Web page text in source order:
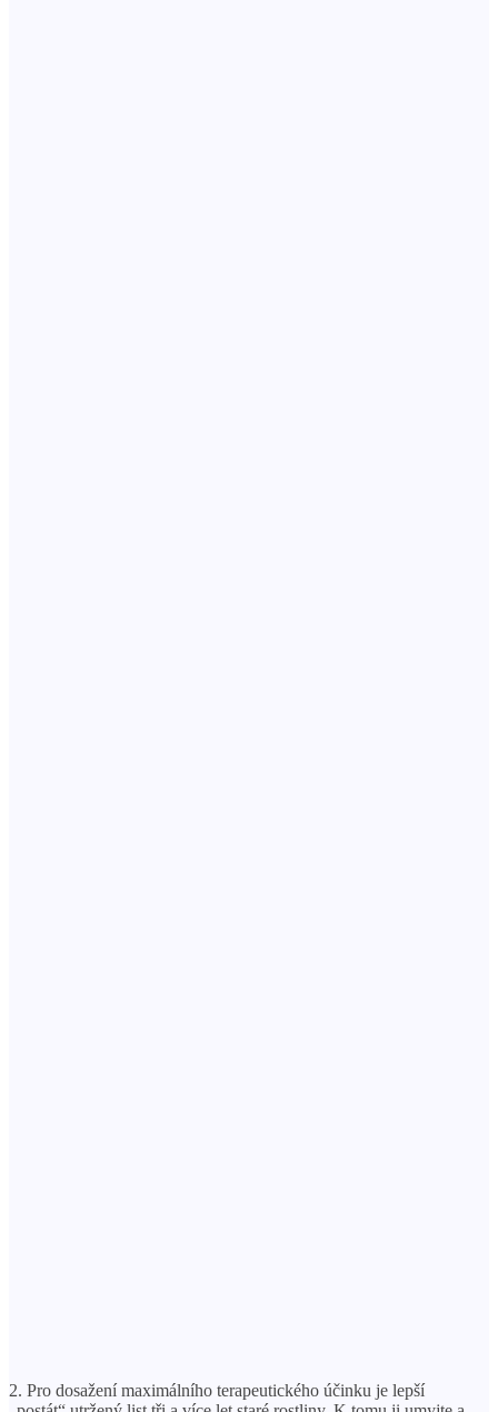
2. Pro dosažení maximálního terapeutického účinku je lepší